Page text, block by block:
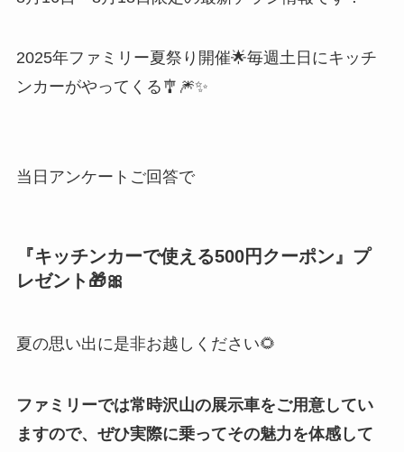
2025年ファミリー夏祭り開催🌟毎週土日にキッチ
ンカーがやってくる🎐🎆✨
当日アンケートご回答で
『キッチンカーで使える500円クーポン』プ
レゼント🎁🎀
夏の思い出に是非お越しください🌻
ファミリーでは常時沢山の展示車をご用意してい
ますので、ぜひ実際に乗ってその魅力を体感して